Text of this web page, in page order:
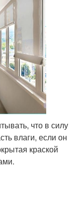
что в силу
влаги, если он
краской